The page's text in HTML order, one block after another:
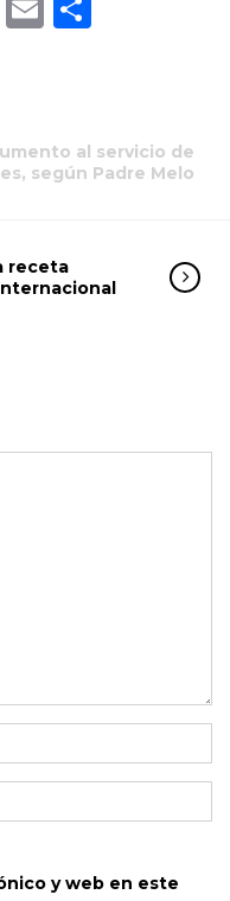
al servicio de
según Padre Melo
receta
y web en este